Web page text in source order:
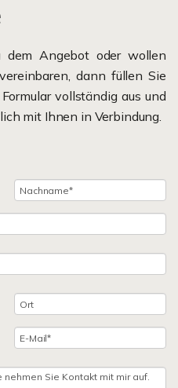
dem Angebot oder wollen
dann füllen Sie
vollständig aus und
mit Ihnen in Verbindung.